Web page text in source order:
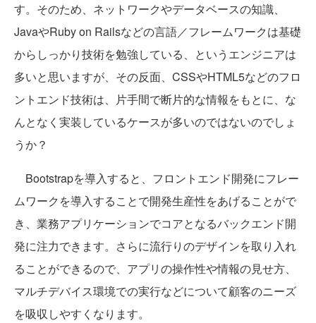
す。そのため、ネットワークやデータベースの知識、
JavaやRuby on Railsなどの言語／フレームワークは基礎
からしっかり技術を勉強している、というエンジニアは
多いと思いますが、その反面、CSSやHTML5などのフロ
ントエンド技術は、片手間で断片的な情報をもとに、な
んとなく実装しているケースが多いのではないのでしょ
うか？
Bootstrapを導入すると、フロントエンド開発にフレー
ムワークを導入することで開発生産性をあげることがで
き、業務アプリケーションでコアとなるバックエンド開
発に注力できます。さらに流行りのデザインを取り入れ
ることができるので、アプリの操作性や情報の見せ方、
マルチデバイス環境での実行などについて顧客のニーズ
を吸収しやすくなります。